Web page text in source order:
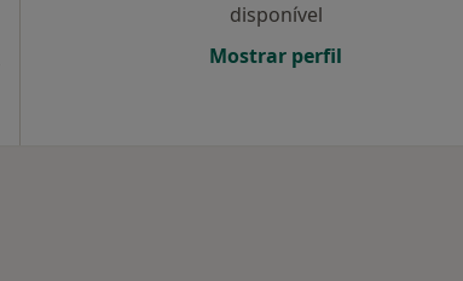
disponível
Mostrar perfil